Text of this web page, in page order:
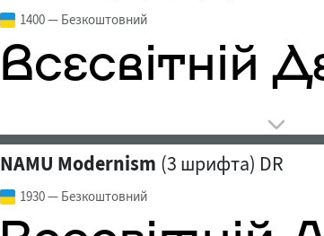
1400— Безкоштовний
NAMU Modernism (3 шрифта) DR
1930— Безкоштовний